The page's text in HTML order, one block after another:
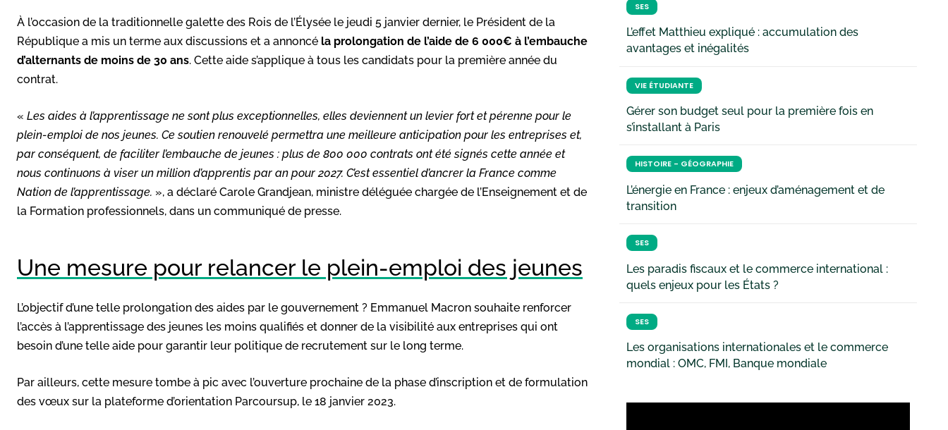
À l’occasion de la traditionnelle galette des Rois de l’Élysée le jeudi 5 janvier dernier, le Président de la
République a mis un terme aux discussions et a annoncé la prolongation de l’aide de 6 000€ à l’embauche
d’alternants de moins de 30 ans. Cette aide s’applique à tous les candidats pour la première année du
contrat.
« Les aides à l’apprentissage ne sont plus exceptionnelles, elles deviennent un levier fort et pérenne pour le
plein-emploi de nos jeunes. Ce soutien renouvelé permettra une meilleure anticipation pour les entreprises et,
par conséquent, de faciliter l’embauche de jeunes : plus de 800 000 contrats ont été signés cette année et
nous continuons à viser un million d’apprentis par an pour 2027. C’est essentiel d’ancrer la France comme
Nation de l’apprentissage. », a déclaré Carole Grandjean, ministre déléguée chargée de l’Enseignement et de
la Formation professionnels, dans un communiqué de presse.
Une mesure pour relancer le plein-emploi des jeunes
L’objectif d’une telle prolongation des aides par le gouvernement ? Emmanuel Macron souhaite renforcer
l’accès à l’apprentissage des jeunes les moins qualifiés et donner de la visibilité aux entreprises qui ont
besoin d’une telle aide pour garantir leur politique de recrutement sur le long terme.
Par ailleurs, cette mesure tombe à pic avec l’ouverture prochaine de la phase d’inscription et de formulation
des vœux sur la plateforme d’orientation Parcoursup, le 18 janvier 2023.
SES
L’effet Matthieu expliqué : accumulation des
avantages et inégalités
VIE ÉTUDIANTE
Gérer son budget seul pour la première fois en
s’installant à Paris
HISTOIRE - GÉOGRAPHIE
L’énergie en France : enjeux d’aménagement et de
transition
SES
Les paradis fiscaux et le commerce international :
quels enjeux pour les États ?
SES
Les organisations internationales et le commerce
mondial : OMC, FMI, Banque mondiale